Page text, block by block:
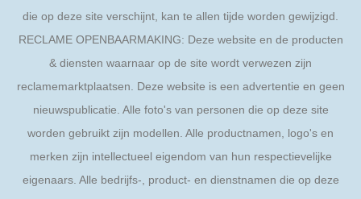
die op deze site verschijnt, kan te allen tijde worden gewijzigd.
RECLAME OPENBAARMAKING: Deze website en de producten
& diensten waarnaar op de site wordt verwezen zijn
reclamemarktplaatsen. Deze website is een advertentie en geen
nieuwspublicatie. Alle foto's van personen die op deze site
worden gebruikt zijn modellen. Alle productnamen, logo's en
merken zijn intellectueel eigendom van hun respectievelijke
eigenaars. Alle bedrijfs-, product- en dienstnamen die op deze